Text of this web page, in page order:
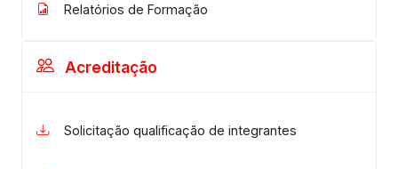
Relatórios de Formação
Acreditação
Solicitação qualificação de integrantes